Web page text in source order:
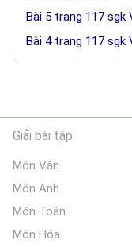
Bài 5 trang 117 sgk
Bài 4 trang 117 sgk
Giải bài tập
Môn Văn
Môn Anh
Môn Toán
Môn Hóa